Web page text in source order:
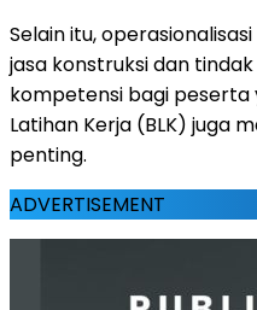
Selain itu,
jasa konstruksi dan
kompetensi bagi peserta
Latihan Kerja (BLK) juga
penting.
ADVERTISEMENT